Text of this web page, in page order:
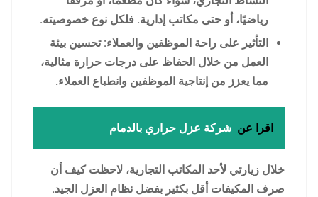
رياضيًا، أو حتى مكاتب إدارية. فلكل نوع خصوصيته.
التأثير على راحة الموظفين والعملاء: تحسين بيئة
العمل من خلال الحفاظ على درجات حرارة مثالية،
مما يعزز من إنتاجية الموظفين وانطباع العملاء.
اقرا عن شركة عزل حراري بالدمام
خلال زيارتي لأحد المكاتب التجارية، لاحظت كيف أن
صرف المكيفات أقل بكثير بفضل نظام العزل الجيد.